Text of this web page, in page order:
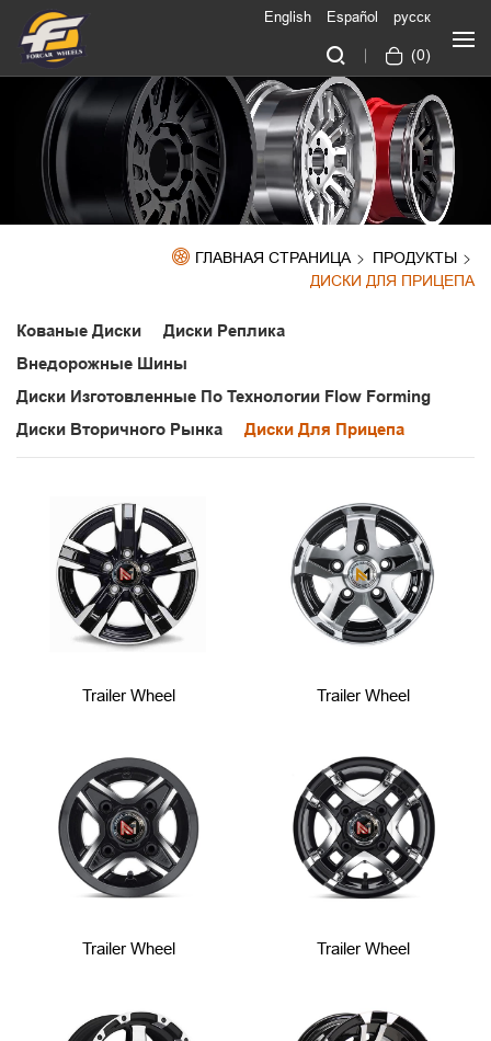
(0)
English Español русск
ГЛАВНАЯ СТРАНИЦА
ПРОДУКТЫ
ДИСКИ ДЛЯ ПРИЦЕПА
Кованые Диски
Диски Реплика
Внедорожные Шины
Диски Изготовленные По Технологии Flow Forming
Диски Вторичного Рынка
Диски Для Прицепа
Trailer Wheel Trailer Wheel
Trailer Wheel Trailer Wheel